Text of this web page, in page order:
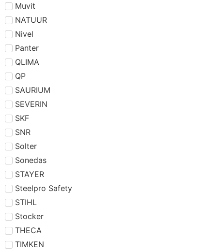
Muvit
NATUUR
Nivel
Panter
QLIMA
QP
SAURIUM
SEVERIN
SKF
SNR
Solter
Sonedas
STAYER
Steelpro Safety
STIHL
Stocker
THECA
TIMKEN